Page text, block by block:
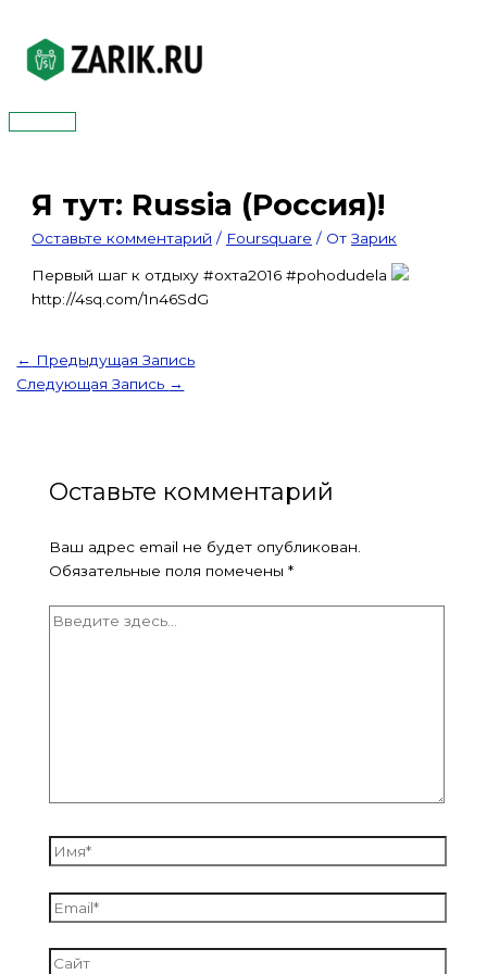
содержимому
Главное
Я тут: Russia (Россия)!
Оставьте комментарий / Foursquare / ОтЗарик
Первый шаг к отдыху #охта2016 #pohodudela
http://4sq.com/1n46SdG
← Предыдущая Запись
Следующая Запись →
Оставьте комментарий
Ваш адрес email не будет опубликован.
Обязательные поля помечены *
Введите
Имя*
Email*
Сайт